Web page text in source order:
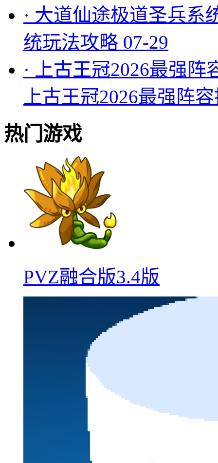
· 大道仙途极道圣兵系
统玩法攻略 07-29
·
上古王冠2026最强
上古王冠2026最强阵
热门游戏
PVZ融合版3.4版